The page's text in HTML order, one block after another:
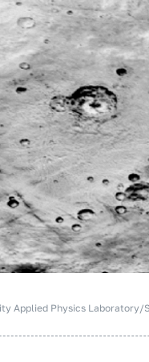
Applied Physics Laboratory/